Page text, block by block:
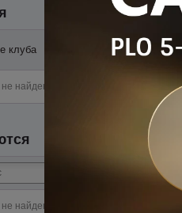
клуба Старт
найдены
Бай-ин
найдены